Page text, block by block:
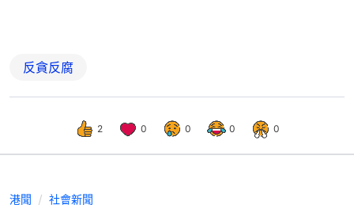
反貪反腐
2 0 0 0 0
港聞 社會新聞